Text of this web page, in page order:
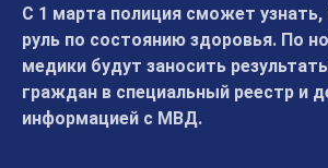
С 1 марта полиция сможет узнать,
руль по состоянию здоровья. По
медики будут заносить
граждан в специальный реестр и
информацией с МВД.